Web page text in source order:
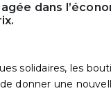
dans
solidaires, les
donner une